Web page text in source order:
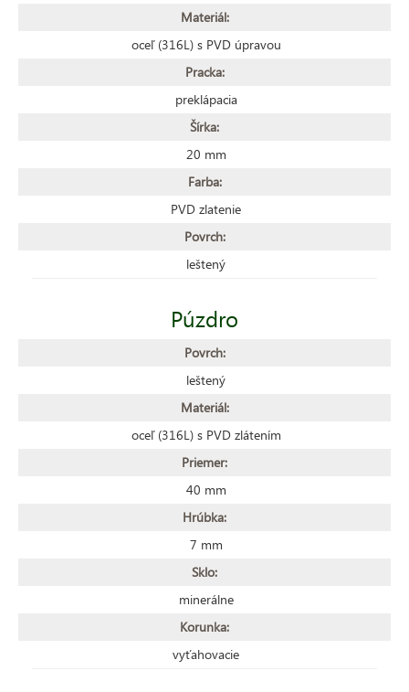
Materiál:
oceľ (316L) s PVD úpravou
Pracka:
preklápacia
Šírka:
20 mm
Farba:
PVD zlatenie
Povrch:
leštený
Púzdro
Povrch:
leštený
Materiál:
oceľ (316L) s PVD zlátením
Priemer:
40 mm
Hrúbka:
7 mm
Sklo:
minerálne
Korunka:
vyťahovacie